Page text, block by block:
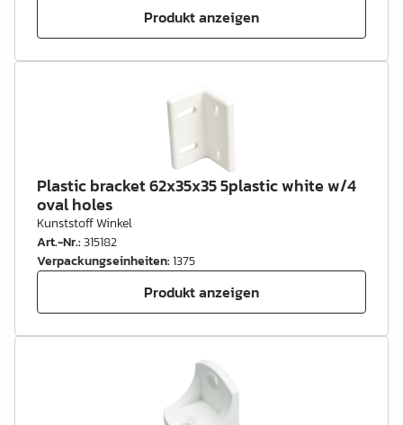
Produkt anzeigen
Plastic bracket 62x35x35 5plastic white w/4
oval holes
Kunststoff Winkel
Art.-Nr.:315182
Verpackungseinheiten:1375
Produkt anzeigen